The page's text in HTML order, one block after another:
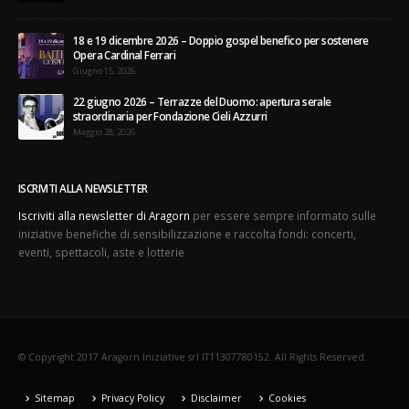
18 e 19 dicembre 2026 – Doppio gospel benefico per sostenere
Opera Cardinal Ferrari
Giugno 15, 2026
22 giugno 2026 – Terrazze del Duomo: apertura serale
straordinaria per Fondazione Cieli Azzurri
Maggio 28, 2026
ISCRIVITI ALLA NEWSLETTER
Iscriviti alla newsletter di Aragorn per essere sempre informato sulle
iniziative benefiche di sensibilizzazione e raccolta fondi: concerti,
eventi, spettacoli, aste e lotterie
© Copyright 2017 Aragorn Iniziative srl IT11307780152. All Rights Reserved.
Sitemap Privacy Policy Disclaimer Cookies